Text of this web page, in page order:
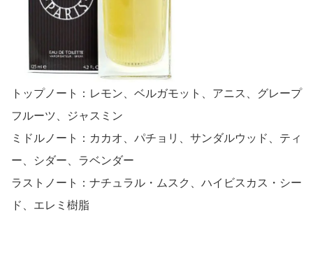
トップノート：レモン、ベルガモット、アニス、グレープ
フルーツ、ジャスミン
ミドルノート：カカオ、パチョリ、サンダルウッド、ティ
ー、シダー、ラベンダー
ラストノート：ナチュラル・ムスク、ハイビスカス・シー
ド、エレミ樹脂